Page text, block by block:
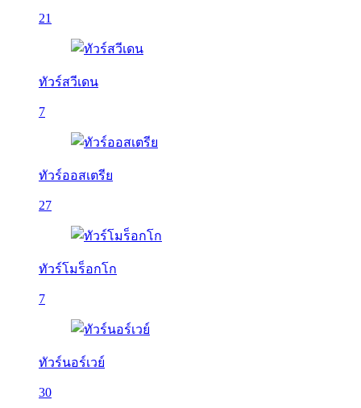
21
ทัวร์สวีเดน
7
ทัวร์ออสเตรีย
27
ทัวร์โมร็อกโก
7
ทัวร์นอร์เวย์
30